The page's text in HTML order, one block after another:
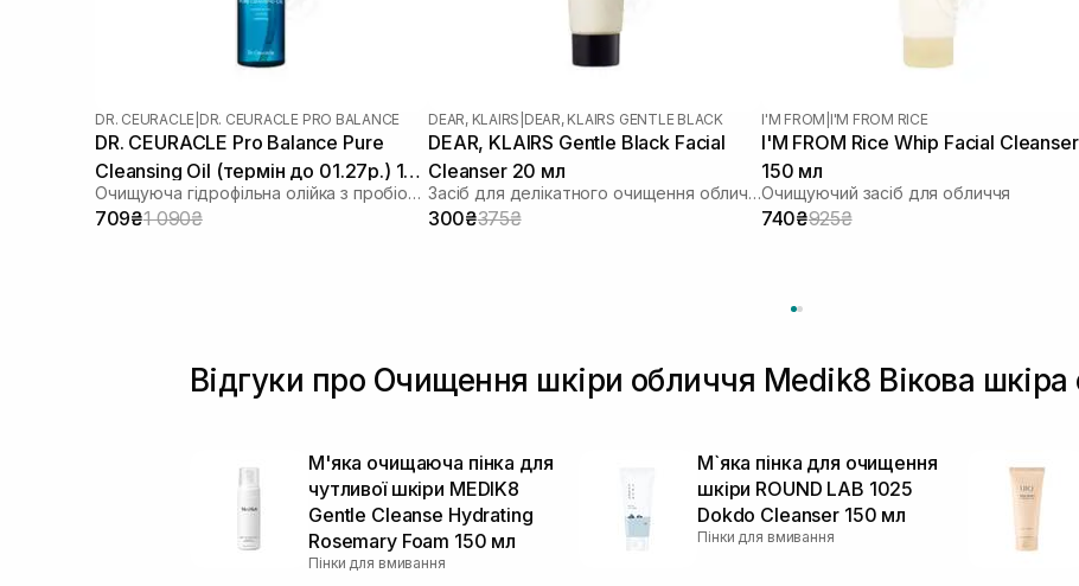
DR. CEURACLE DR. CEURACLE PRO BALANCE
DR. CEURACLE Pro Balance Pure
Cleansing Oil (термін до 01.27р.) 155
мл
Очищуюча гідрофільна олійка з пробіотиками
709₴1 090₴
DEAR, KLAIRS DEAR, KLAIRS GENTLE BLACK
DEAR, KLAIRS Gentle Black Facial
Cleanser 20 мл
Засіб для делікатного очищення обличчя
300₴375₴
I'M FROM I'M FROM RICE
I'M FROM Rice Whip Facial Cleanser
150 мл
Очищуючий засіб для обличчя
740₴925₴
Відгуки про Очищення шкіри обличчя Medik8 Вікова шкіра
М'яка очищаюча пінка для
чутливої ​​шкіри MEDIK8
Gentle Cleanse Hydrating
Rosemary Foam 150 мл
Пінки для вмивання
М`яка пінка для очищення
шкіри ROUND LAB 1025
Dokdo Cleanser 150 мл
Пінки для вмивання